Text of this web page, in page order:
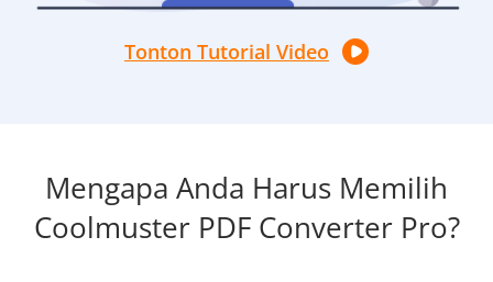
Tonton Tutorial Video
Mengapa Anda Harus Memilih
Coolmuster PDF Converter Pro?